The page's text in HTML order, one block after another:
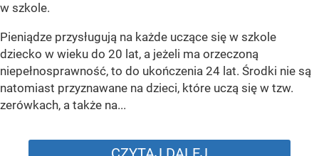
w szkole.
Pieniądze przysługują na każde uczące się w szkole
dziecko w wieku do 20 lat, a jeżeli ma orzeczoną
niepełnosprawność, to do ukończenia 24 lat. Środki nie są
natomiast przyznawane na dzieci, które uczą się w tzw.
zerówkach, a także na...